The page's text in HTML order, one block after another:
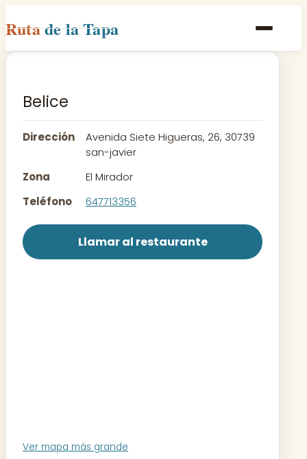
Rutade la Tapa
Inicio
Rutas
Contacto
Belice
Dirección
Avenida Siete Higueras, 26, 30739
san-javier
Zona
El Mirador
Teléfono
647713356
Llamar al restaurante
Ver mapa más grande